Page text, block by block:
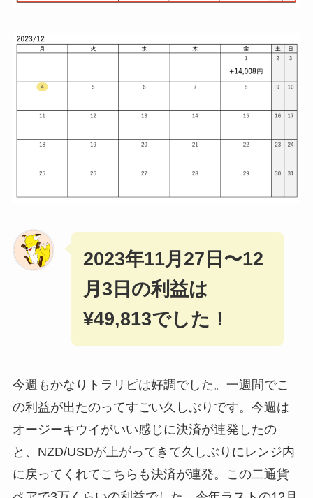
2023年11月27日〜12
月3日の利益は
¥49,813でした！
今週もかなりトラリピは好調でした。一週間でこ
の利益が出たのってすごい久しぶりです。今週は
オージーキウイがいい感じに決済が連発したの
と、NZD/USDが上がってきて久しぶりにレンジ内
に戻ってくれてこちらも決済が連発。この二通貨